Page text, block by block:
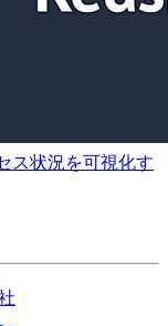
ス状況を可視化す